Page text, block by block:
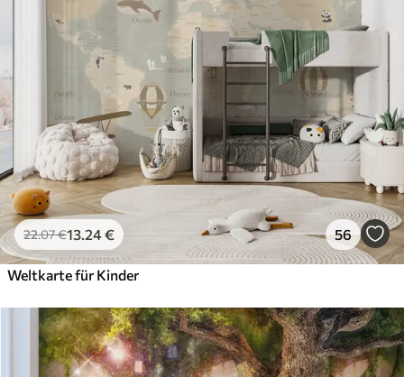
22.07€13 .24€ 56
Weltkarte für Kinder